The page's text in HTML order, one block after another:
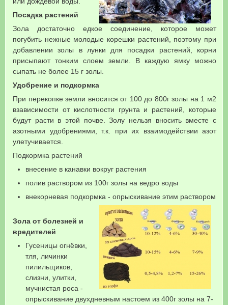
Посадка растений
Зола достаточно едкое соединение, которое может
погубить нежные молодые корешки растений, поэтому при
добавлении золы в лунки для посадки растений, корни
присыпают тонким слоем земли. В каждую ямку можно
сыпать не более 15 г золы.
Удобрение и подкормка
При перекопке земли вносится от 100 до 800г золы на 1 м2
взависимости от кислотности грунта и растений, которые
будут расти в этой почве. Золу нельзя вносить вместе с
азотными удобрениями, т.к. при их взаимодействии азот
улетучивается.
Подкормка растений
внесение в канавки вокруг растения
полив раствором из 100г золы на ведро воды
внекорневая подкормка - опрыскивание этим раствором
Зола от болезней и
вредителей
Гусеницы огнёвки,
тля, личинки
пилильщиков,
слизни, улитки,
мучнистая роса -
опрыскивание двухдневным настоем из 400г золы на 7-